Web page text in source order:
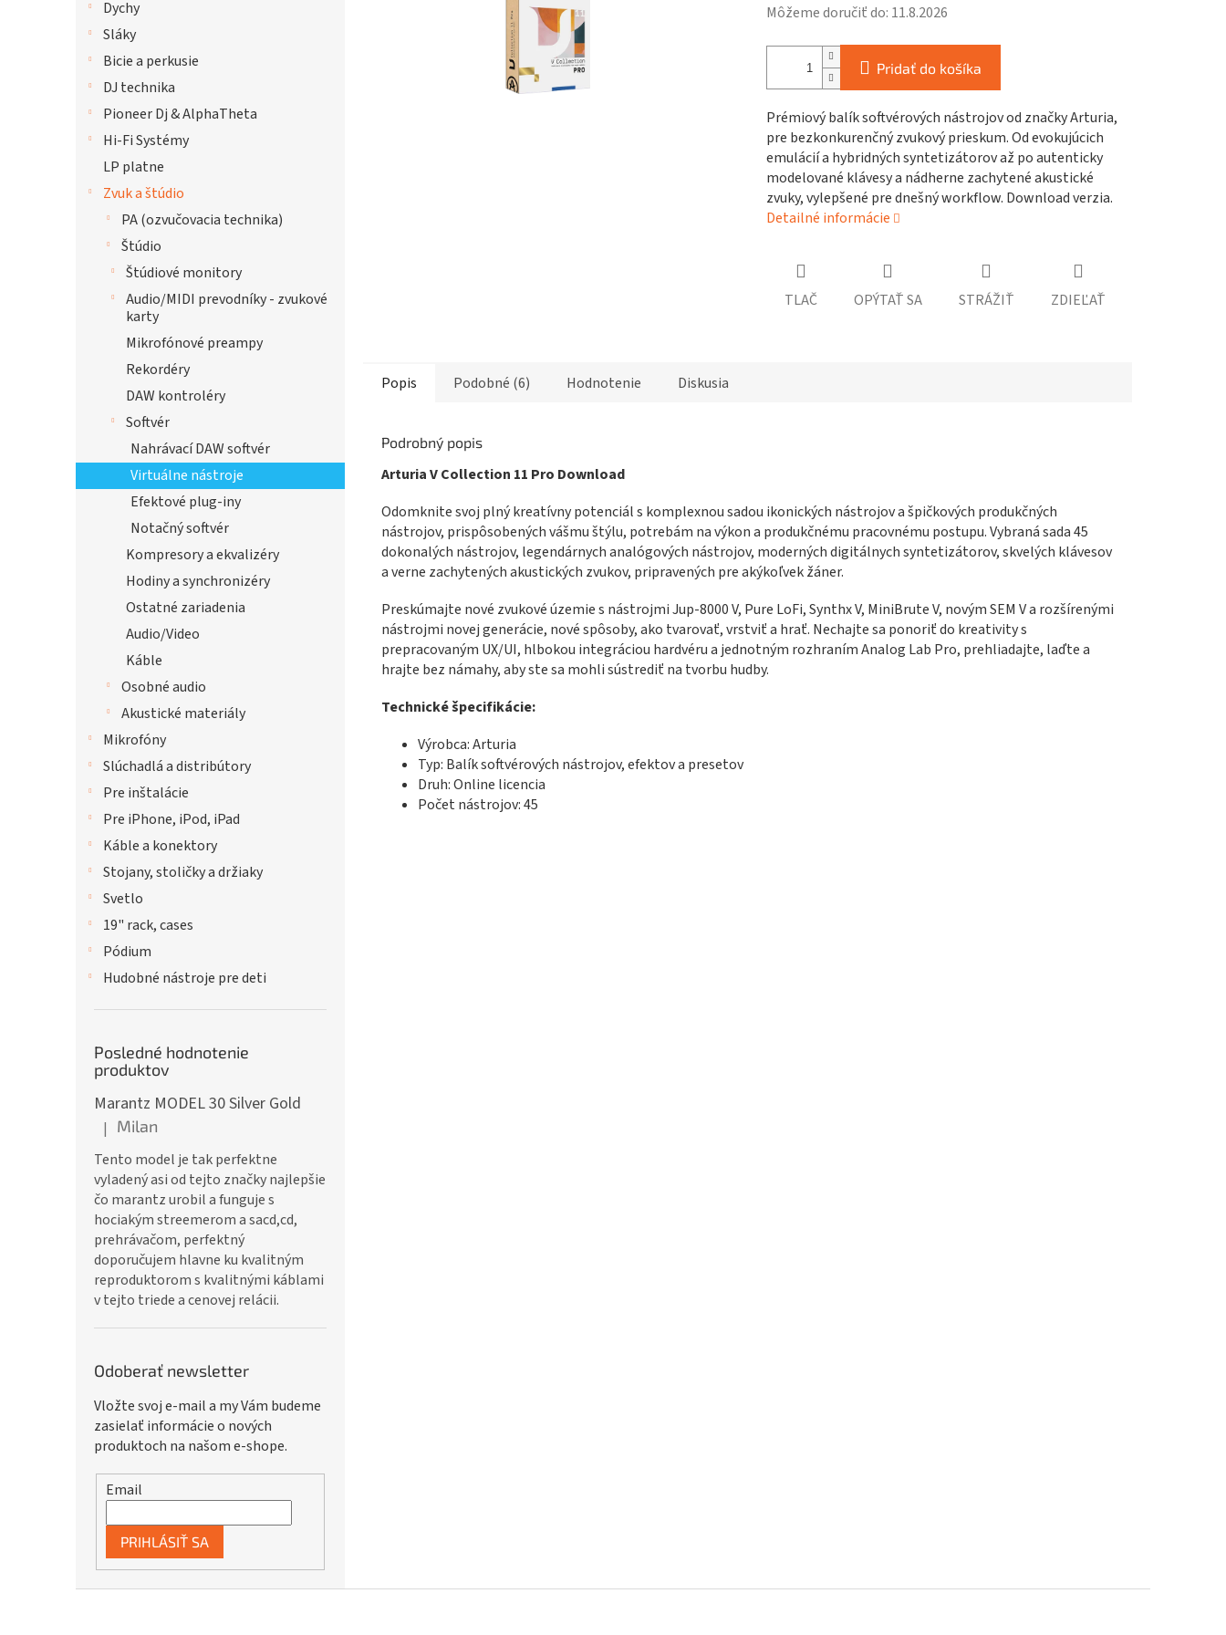
Dychy
Sláky
Bicie a perkusie
DJ technika
Pioneer Dj & AlphaTheta
Hi-Fi Systémy
LP platne
Zvuk a štúdio
PA (ozvučovacia technika)
Štúdio
Štúdiové monitory
Audio/MIDI prevodníky - zvukové
karty
Mikrofónové preampy
Rekordéry
DAW kontroléry
Softvér
Nahrávací DAW softvér
Virtuálne nástroje
Efektové plug-iny
Notačný softvér
Kompresory a ekvalizéry
Hodiny a synchronizéry
Ostatné zariadenia
Audio/Video
Káble
Osobné audio
Akustické materiály
Mikrofóny
Slúchadlá a distribútory
Pre inštalácie
Pre iPhone, iPod, iPad
Káble a konektory
Stojany, stoličky a držiaky
Svetlo
19" rack, cases
Pódium
Hudobné nástroje pre deti
Posledné hodnotenie
produktov
Marantz MODEL 30 Silver Gold
Hodnotenie produktu je 5 z 5 hviezdičiek.
| Milan
Tento model je tak perfektne
vyladený asi od tejto značky najlepšie
čo marantz urobil a funguje s
hociakým streemerom a sacd,cd,
prehrávačom, perfektný
doporučujem hlavne ku kvalitným
reproduktorom s kvalitnými káblami
v tejto triede a cenovej relácii.
Odoberať newsletter
Vložte svoj e-mail a my Vám budeme
zasielať informácie o nových
produktoch na našom e-shope.
Email
PRIHLÁSIŤ SA
Môžeme doručiť do: 11.8.2026
Pridať do košíka
Prémiový balík softvérových nástrojov od značky Arturia,
pre bezkonkurenčný zvukový prieskum. Od evokujúcich
emulácií a hybridných syntetizátorov až po autenticky
modelované klávesy a nádherne zachytené akustické
zvuky, vylepšené pre dnešný workflow. Download verzia.
Detailné informácie
TLAČ OPÝTAŤ SA STRÁŽIŤ ZDIEĽAŤ
Popis Podobné (6) Hodnotenie Diskusia
Podrobný popis
Arturia V Collection 11 Pro Download
Odomknite svoj plný kreatívny potenciál s komplexnou sadou ikonických nástrojov a špičkových produkčných
nástrojov, prispôsobených vášmu štýlu, potrebám na výkon a produkčnému pracovnému postupu. Vybraná sada 45
dokonalých nástrojov, legendárnych analógových nástrojov, moderných digitálnych syntetizátorov, skvelých klávesov
a verne zachytených akustických zvukov, pripravených pre akýkoľvek žáner.
Preskúmajte nové zvukové územie s nástrojmi Jup-8000 V, Pure LoFi, Synthx V, MiniBrute V, novým SEM V a rozšírenými
nástrojmi novej generácie, nové spôsoby, ako tvarovať, vrstviť a hrať. Nechajte sa ponoriť do kreativity s
prepracovaným UX/UI, hlbokou integráciou hardvéru a jednotným rozhraním Analog Lab Pro, prehliadajte, laďte a
hrajte bez námahy, aby ste sa mohli sústrediť na tvorbu hudby.
Technické špecifikácie:
Výrobca: Arturia
Typ: Balík softvérových nástrojov, efektov a presetov
Druh: Online licencia
Počet nástrojov: 45